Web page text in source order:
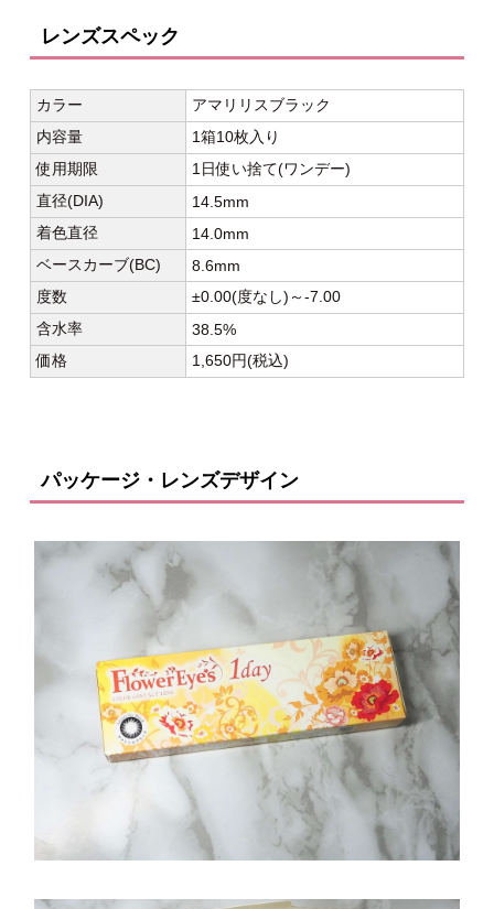
レンズスペック
カラー
アマリリスブラック
内容量
1箱10枚入り
使用期限
1日使い捨て(ワンデー)
直径(DIA)
14.5mm
着色直径
14.0mm
ベースカーブ(BC)
8.6mm
度数
±0.00(度なし)～-7.00
含水率
38.5%
価格
1,650円(税込)
パッケージ・レンズデザイン